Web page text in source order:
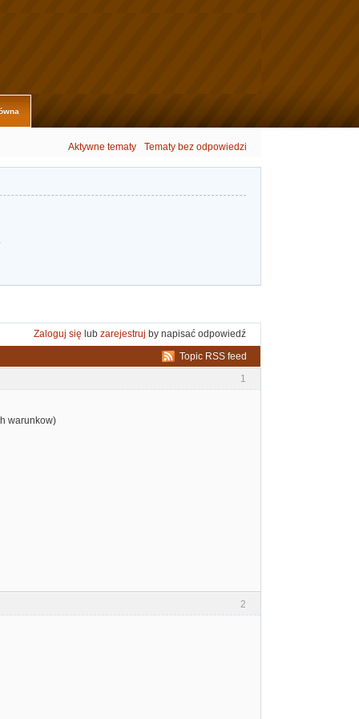
Aktywne tematy Tematy bez odpowiedzi
Zaloguj się lub zarejestruj by napisać odpowiedź
Topic RSS feed
1
warunkow)
2